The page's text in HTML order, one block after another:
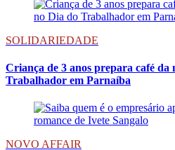
SOLIDARIEDADE
Criança de 3 anos prepara café
Trabalhador em Parnaíba
NOVO AFFAIR